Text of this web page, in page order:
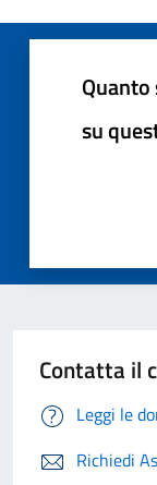
su
Contatta il
Leggi le
Richiedi